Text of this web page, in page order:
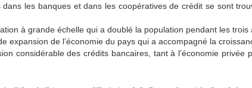
dans les banques et dans les coopératives de crédit se sont
à grande échelle qui a doublé la population pendant les
expansion de l’économie du pays qui a accompagné la
considérable des crédits bancaires, tant à l’économie